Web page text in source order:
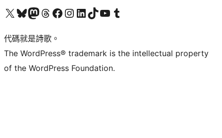
Visit our X (formerly Twitter) account
Visit our Bluesky account
Visit our Mastodon account
Visit our Threads account
訪問我們的 Facebook 專頁Visit our Instagram account
Visit our LinkedIn account
Visit our TikTok account
Visit our YouTube channel
Visit our Tumblr account
代碼就是詩歌。
The WordPress® trademark is the intellectual property
of the WordPress Foundation.